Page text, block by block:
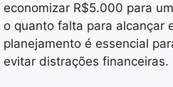
economizar R$5.000 para
o quanto falta para alcançar
planejamento é essencial
evitar distrações financeiras.